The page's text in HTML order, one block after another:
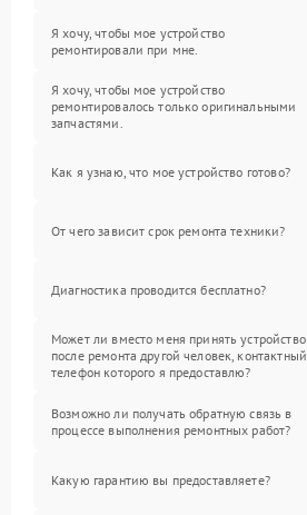
Я хочу, чтобы мое устройство
ремонтировали при мне.
Я хочу, чтобы мое устройство
ремонтировалось только оригинальными
запчастями.
Как я узнаю, что мое устройство готово?
От чего зависит срок ремонта техники?
Диагностика проводится бесплатно?
Может ли вместо меня принять устройство
после ремонта другой человек, контактный
телефон которого я предоставлю?
Возможно ли получать обратную связь в
процессе выполнения ремонтных работ?
Какую гарантию вы предоставляете?